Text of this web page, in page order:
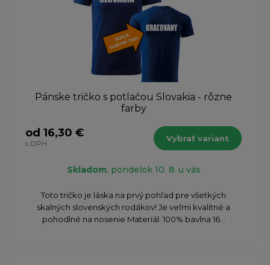
Pánske tričko s potlačou Slovakia - rôzne
farby
od 16,30 €
s DPH
Vybrať variant
Skladom, pondelok 10. 8. u vás
​Toto tričko je láska na prvý pohľad pre všetkých
skalných slovenských rodákov! Je veľmi kvalitné a
pohodlné na nosenie Materiál: 100% bavlna 16...